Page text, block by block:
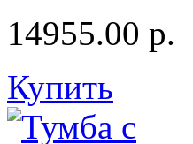
14955.00 р.
Купить